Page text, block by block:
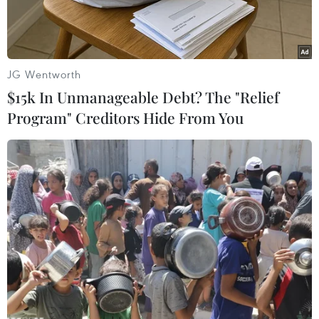
đầu.
Quang cảnh cuộc họp. (Ảnh: Minh Quyết/TTXVN)
Ngày 13/4, Ban Chỉ đạo quốc gia phòng chống
COVID-19 đã họp dưới sự chủ trì của Phó Thủ
tướng Vũ Đức Đam, Trưởng ban Chỉ đạo.
JG Wentworth
$15k In Unmanageable Debt? The "Relief
Program" Creditors Hide From You